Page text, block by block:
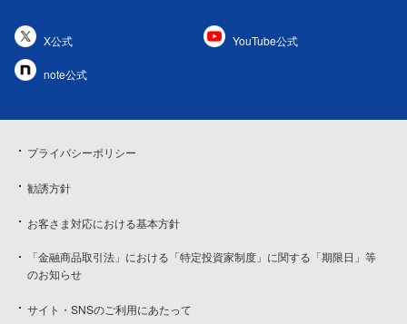
X公式 YouTube公式
note公式
プライバシーポリシー
勧誘方針
お客さま対応における基本方針
「金融商品取引法」における「特定投資家制度」に関する「期限日」等
のお知らせ
サイト・SNSのご利用にあたって